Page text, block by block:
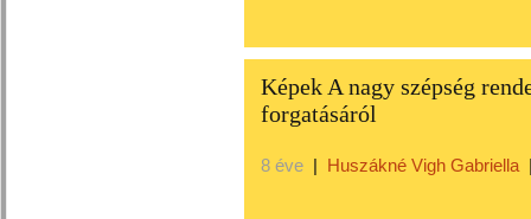
Képek A nagy szépség
forgatásáról
8 éve | Huszákné Vigh Gabriella